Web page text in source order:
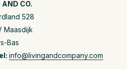
AND CO.
528
Maasdijk
Bas
info@livingandcompany.com